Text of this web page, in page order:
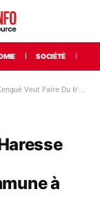
SOCIÉTÉ
Veut Faire Du 6ᵉ...
à